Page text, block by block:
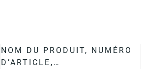
NOM DU PRODUIT, NUMÉRO
D’ARTICLE,…